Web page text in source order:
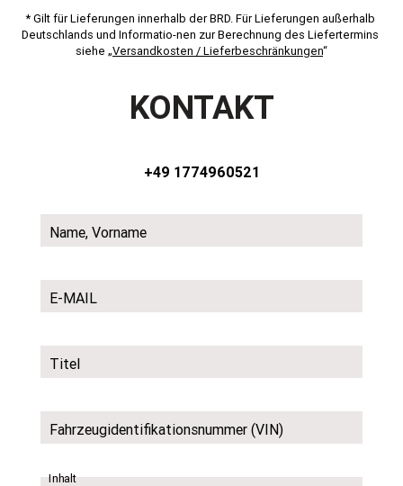
* Gilt für Lieferungen innerhalb der BRD. Für Lieferungen außerhalb
Deutschlands und Informatio-nen zur Berechnung des Liefertermins
siehe „Versandkosten / Lieferbeschränkungen“
KONTAKT
+49 1774960521
Name, Vorname
E-MAIL
Titel
Fahrzeugidentifikationsnummer (VIN)
Inhalt